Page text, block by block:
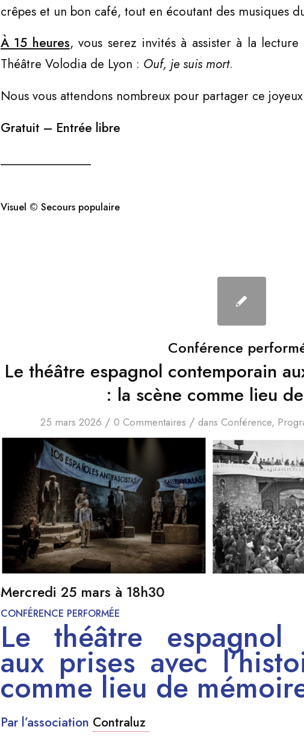
crêpes et un bon café, tout en écoutant des musiques
À 15 heures, vous serez invités à assister à la
Théâtre Volodia de Lyon : Ouf, je suis mort.
Nous vous attendons nombreux pour partager ce
Gratuit – Entrée libre
_______________
Visuel © Secours populaire
Conférence
Le théâtre espagnol contemporain
: la scène comme lieu
25 mars 2026 / 0 Commentaires / dans Conférence,
Mercredi 25 mars à 18h30
CONFÉRENCE PERFORMÉE
Le théâtre espagnol
aux prises avec
comme lieu de
Par l’association Contraluz